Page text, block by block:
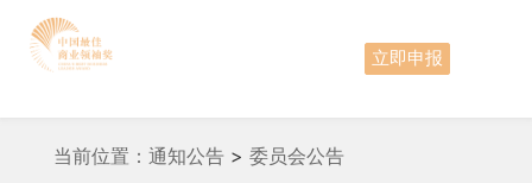
立即申报
当前位置： 通知公告> 委员会公告